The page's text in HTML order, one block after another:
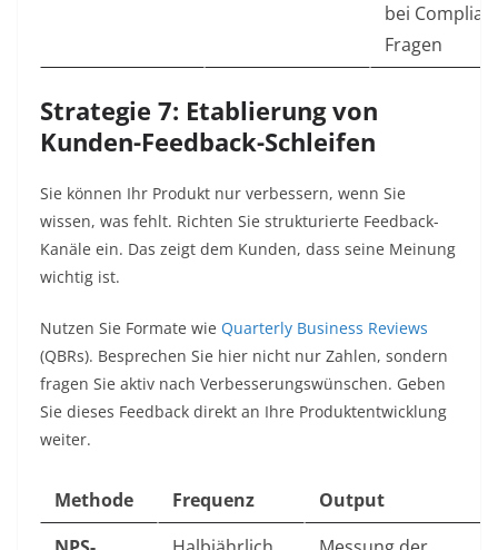
bei
Fragen
Strategie 7: Etablierung von
Kunden-Feedback-Schleifen
Sie können Ihr Produkt nur verbessern, wenn Sie
wissen, was fehlt. Richten Sie strukturierte Feedback-
Kanäle ein. Das zeigt dem Kunden, dass seine Meinung
wichtig ist.
Nutzen Sie Formate wie Quarterly Business Reviews
(QBRs). Besprechen Sie hier nicht nur Zahlen, sondern
fragen Sie aktiv nach Verbesserungswünschen. Geben
Sie dieses Feedback direkt an Ihre Produktentwicklung
weiter.
Methode Frequenz
Output